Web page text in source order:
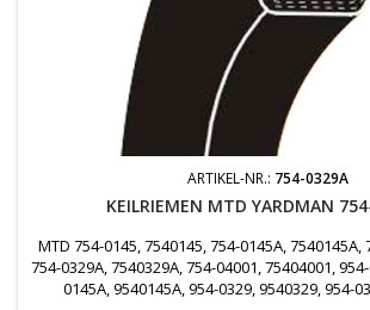
ARTIKEL-NR.: 754-0329A
KEILRIEMEN MTD YARDMAN
MTD 754-0145, 7540145, 754-0145A, 7540145A,
754-0329A, 7540329A, 754-04001, 75404001,
0145A, 9540145A, 954-0329, 9540329, 954-